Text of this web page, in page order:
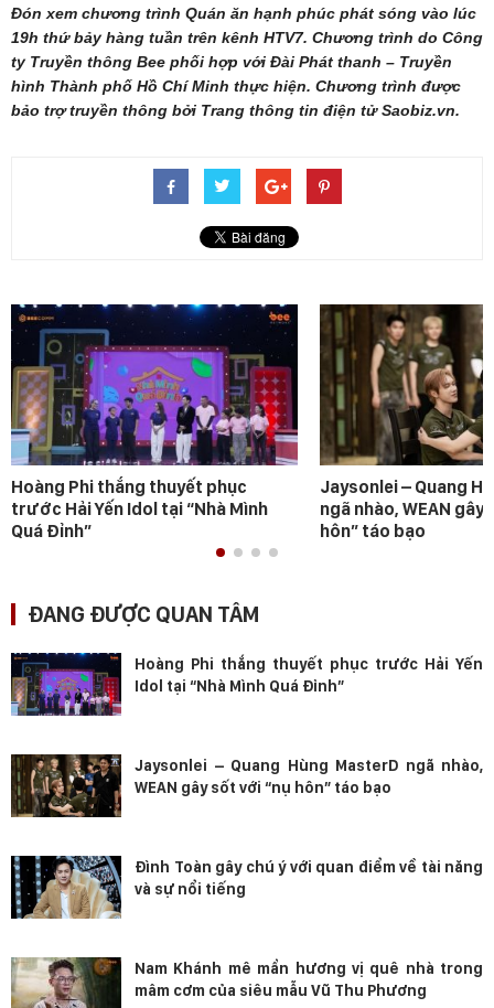
Đón xem chương trình Quán ăn hạnh phúc phát sóng vào lúc
19h thứ bảy hàng tuần trên kênh HTV7. Chương trình do Công
ty Truyền thông Bee phối hợp với Đài Phát thanh – Truyền
hình Thành phố Hồ Chí Minh thực hiện. Chương trình được
bảo trợ truyền thông bởi Trang thông tin điện tử Saobiz.vn.
Hoàng Phi thắng thuyết phục
trước Hải Yến Idol tại “Nhà Mình
Quá Đỉnh”
Jaysonlei – Quang
ngã nhào, WEAN gây
hôn” táo bạo
ĐANG ĐƯỢC QUAN TÂM
Hoàng Phi thắng thuyết phục trước Hải Yến
Idol tại “Nhà Mình Quá Đỉnh”
Jaysonlei – Quang Hùng MasterD ngã nhào,
WEAN gây sốt với “nụ hôn” táo bạo
Đình Toàn gây chú ý với quan điểm về tài năng
và sự nổi tiếng
Nam Khánh mê mẩn hương vị quê nhà trong
mâm cơm của siêu mẫu Vũ Thu Phương